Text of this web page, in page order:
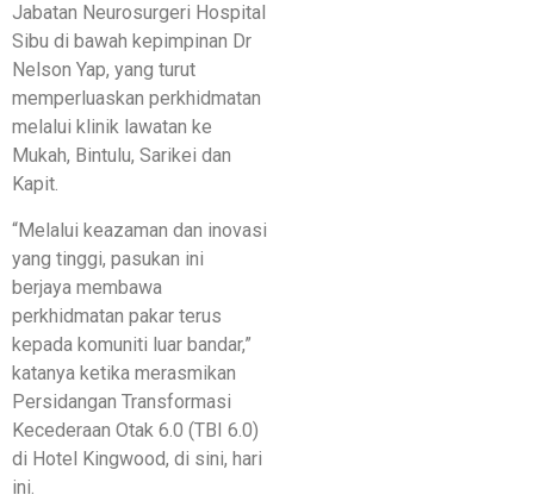
Jabatan Neurosurgeri Hospital
Sibu di bawah kepimpinan Dr
Nelson Yap, yang turut
memperluaskan perkhidmatan
melalui klinik lawatan ke
Mukah, Bintulu, Sarikei dan
Kapit.
“Melalui keazaman dan inovasi
yang tinggi, pasukan ini
berjaya membawa
perkhidmatan pakar terus
kepada komuniti luar bandar,”
katanya ketika merasmikan
Persidangan Transformasi
Kecederaan Otak 6.0 (TBI 6.0)
di Hotel Kingwood, di sini, hari
ini.